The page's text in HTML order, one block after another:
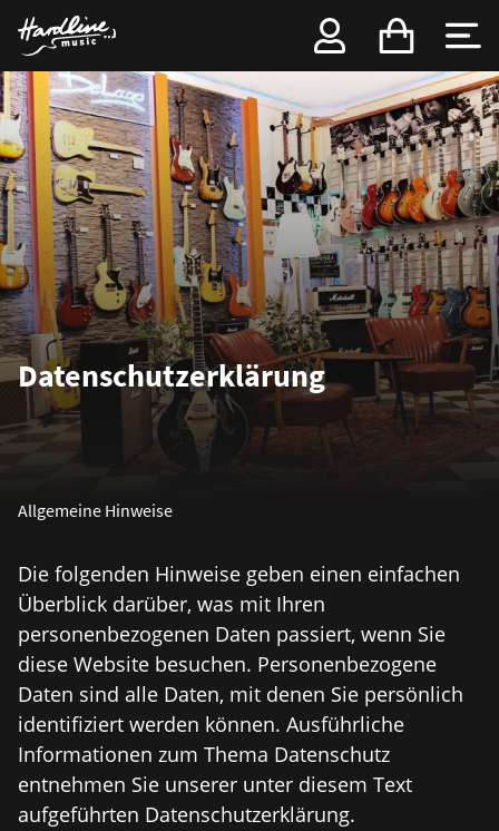
Datenschutz­erklärung
1. Datenschutz auf einen Blick
Allgemeine Hinweise
Die folgenden Hinweise geben einen einfachen
Überblick darüber, was mit Ihren
personenbezogenen Daten passiert, wenn Sie
diese Website besuchen. Personenbezogene
Daten sind alle Daten, mit denen Sie persönlich
identifiziert werden können. Ausführliche
Informationen zum Thema Datenschutz
entnehmen Sie unserer unter diesem Text
aufgeführten Datenschutzerklärung.